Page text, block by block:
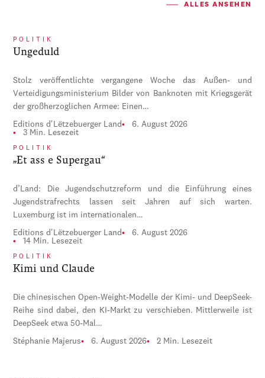
ALLES ANSEHEN
POLITIK
Ungeduld
Stolz veröffentlichte vergangene Woche das Außen- und
Verteidigungsministerium Bilder von Banknoten mit Kriegsgerät
der großherzoglichen Armee: Einen…
Editions d'Lëtzebuerger Land
6. August 2026
3 Min. Lesezeit
POLITIK
„Et ass e Supergau“
d’Land: Die Jugendschutzreform und die Einführung eines
Jugendstrafrechts lassen seit Jahren auf sich warten.
Luxemburg ist im internationalen…
Editions d'Lëtzebuerger Land
6. August 2026
14 Min. Lesezeit
POLITIK
Kimi und Claude
Die chinesischen Open-Weight-Modelle der Kimi- und DeepSeek-
Reihe sind dabei, den KI-Markt zu verschieben. Mittlerweile ist
DeepSeek etwa 50-Mal…
Stéphanie Majerus 6. August 2026 2 Min. Lesezeit